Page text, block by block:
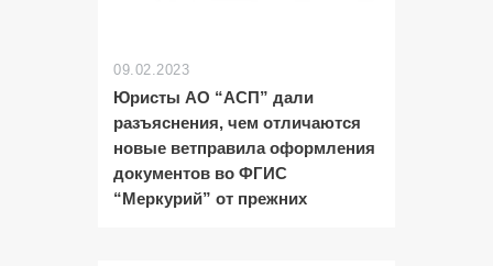
09.02.2023
Юристы АО “АСП” дали
разъяснения, чем отличаются
новые ветправила оформления
документов во ФГИС
“Меркурий” от прежних